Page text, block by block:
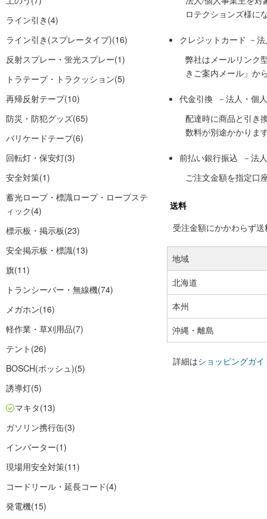
ライン引き (4)
ライン引き(スプレータイプ)(16)
反射スプレー・蛍光スプレー(1)
トラテープ・トラクッション(5)
再帰反射テープ(10)
防災・防犯グッズ(65)
バリケードテープ(6)
回転灯・保安灯(3)
安全対策(1)
蓄光ロープ・標識ロープ・ロープステ
ィック(4)
標示板・掲示板(23)
安全掲示板・標識(13)
旗(11)
トランシーバー・無線機(74)
メガホン(16)
軽作業・草刈用品(7)
テント (26)
BOSCH(ボッシュ)(5)
誘導灯(5)
マキタ(13)
ガソリン携行缶(3)
インバーター(1)
現場用安全対策(11)
コードリール・延長コード(4)
発電機(15)
ロテクションズ様に
クレジットカード －
弊社はメールリンク
きご案内メール」か
代金引換 －法人・個
配達時に商品と引き
数料が別途かかりま
前払い銀行振込 －法
ご注文金額を指定口
送料
受注金額にかかわらず
地域
北海道
本州
沖縄・離島
詳細はショッピングガイ